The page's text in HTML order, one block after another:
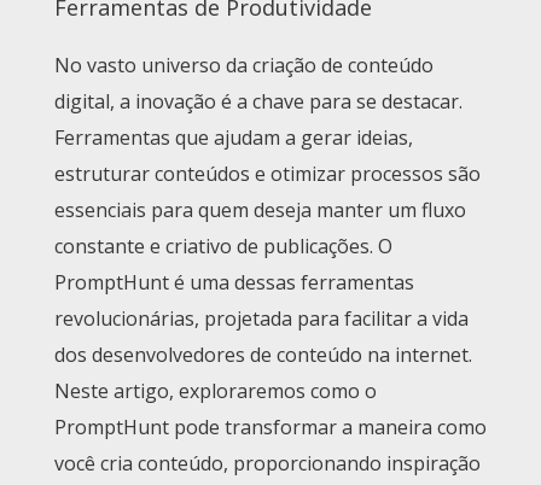
Ferramentas de Produtividade
No vasto universo da criação de conteúdo
digital, a inovação é a chave para se destacar.
Ferramentas que ajudam a gerar ideias,
estruturar conteúdos e otimizar processos são
essenciais para quem deseja manter um fluxo
constante e criativo de publicações. O
PromptHunt é uma dessas ferramentas
revolucionárias, projetada para facilitar a vida
dos desenvolvedores de conteúdo na internet.
Neste artigo, exploraremos como o
PromptHunt pode transformar a maneira como
você cria conteúdo, proporcionando inspiração